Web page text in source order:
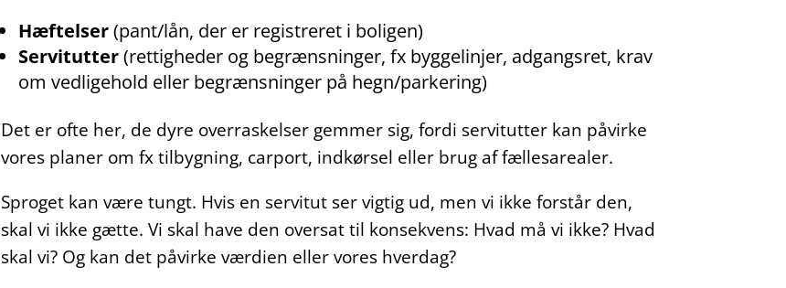
Hæftelser(pant/lån, der er registreret i boligen)
Servitutter(rettigheder og begrænsninger, fx byggelinjer, adgangsret, krav
om vedligehold eller begrænsninger på hegn/parkering)
Det er ofte her, de dyre overraskelser gemmer sig, fordi servitutter kan påvirke
vores planer om fx tilbygning, carport, indkørsel eller brug af fællesarealer.
Sproget kan være tungt. Hvis en servitut ser vigtig ud, men vi ikke forstår den,
skal vi ikke gætte. Vi skal have den oversat til konsekvens: Hvad må vi ikke? Hvad
skal vi? Og kan det påvirke værdien eller vores hverdag?